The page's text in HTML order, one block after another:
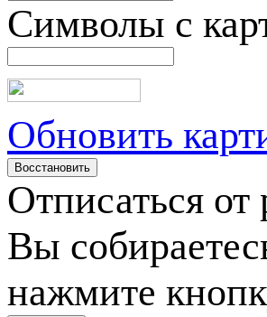
Символы с
Обновить
Отписаться от
Вы
нажмите